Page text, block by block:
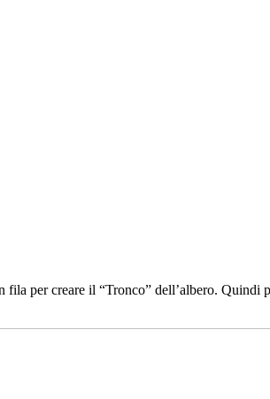
per creare il “Tronco” dell’albero.